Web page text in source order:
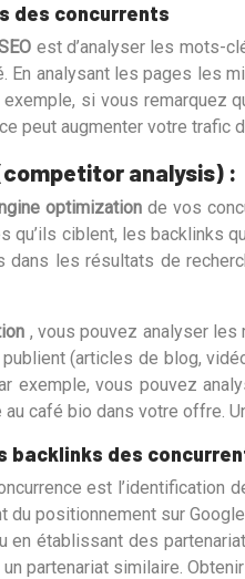
des concurrents
est d’analyser les mots-
En analysant les pages
exemple, si vous remarquez
peut augmenter votre trafic
analysis) :
optimization de vos
ciblent, les backlinks
dans les résultats de
, vous pouvez analyser
(articles de blog,
exemple, vous pouvez
café bio dans votre offre.
des
est
du positionnement sur
en établissant des
partenariat similaire.